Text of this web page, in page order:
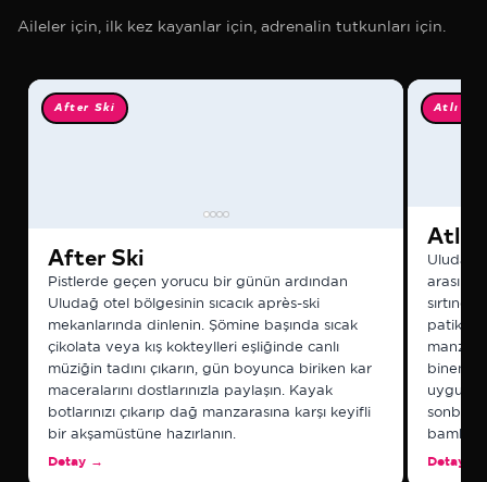
❅
Aileler için, ilk kez kayanlar için, adrenalin tutkunları için.
After Ski
After Ski
Pistlerde geçen yorucu bir günün ardından
Uludağ otel bölgesinin sıcacık après-ski
mekanlarında dinlenin. Şömine başında sıcak
çikolata veya kış kokteylleri eşliğinde canlı
müziğin tadını çıkarın, gün boyunca biriken kar
maceralarını dostlarınızla paylaşın. Kayak
botlarınızı çıkarıp dağ manzarasına karşı keyifli
bir akşamüstüne hazırlanın.
Detay →
Atlı Tur
Atlı
uygun
Detay